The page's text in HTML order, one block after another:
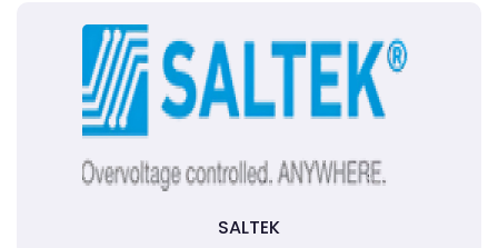
SALTEK